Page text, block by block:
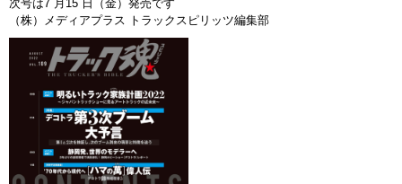
次号は7 月15 日（金）発売です
（株）メディアプラス トラックスピリッツ編集部